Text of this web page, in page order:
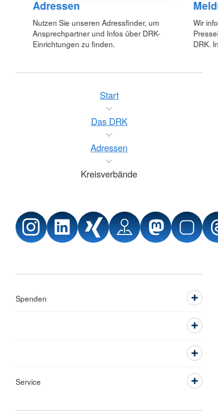
Adressen
Nutzen Sie unseren Adressfinder, um
Ansprechpartner und Infos über DRK-
Einrichtungen zu finden.
Wir
DRK.
Start
Das DRK
Adressen
Kreisverbände
Spenden
Service